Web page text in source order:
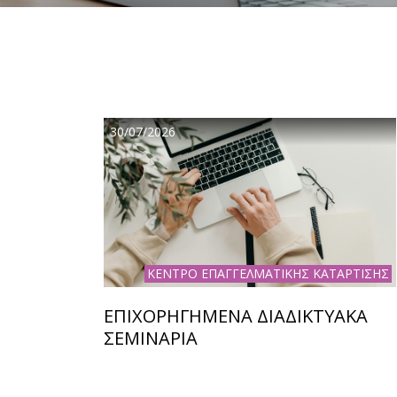
30/07/2026
ΚΕΝΤΡΟ ΕΠΑΓΓΕΛΜΑΤΙΚΗΣ ΚΑΤΑΡΤΙΣΗΣ
ΕΠΙΧΟΡΗΓΗΜΕΝΑ ΔΙΑΔΙΚΤΥΑΚΑ
ΣΕΜΙΝΑΡΙΑ